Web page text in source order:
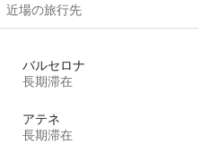
近場の旅行先
バルセロナ
長期滞在
アテネ
長期滞在